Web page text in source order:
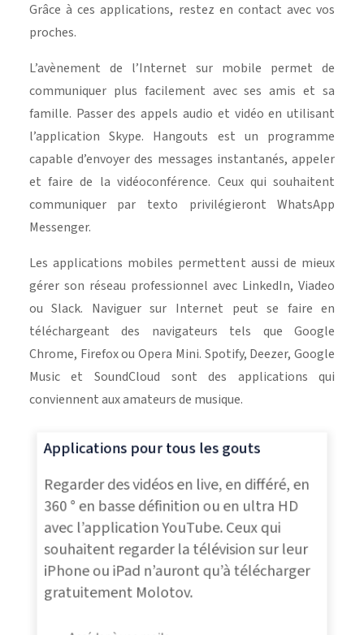
Grâce à ces applications, restez en contact avec vos
proches.
L’avènement de l’Internet sur mobile permet de
communiquer plus facilement avec ses amis et sa
famille. Passer des appels audio et vidéo en utilisant
l’application Skype. Hangouts est un programme
capable d’envoyer des messages instantanés, appeler
et faire de la vidéoconférence. Ceux qui souhaitent
communiquer par texto privilégieront WhatsApp
Messenger.
Les applications mobiles permettent aussi de mieux
gérer son réseau professionnel avec LinkedIn, Viadeo
ou Slack. Naviguer sur Internet peut se faire en
téléchargeant des navigateurs tels que Google
Chrome, Firefox ou Opera Mini. Spotify, Deezer, Google
Music et SoundCloud sont des applications qui
conviennent aux amateurs de musique.
Applications pour tous les gouts
Regarder des vidéos en live, en différé, en
360 ° en basse définition ou en ultra HD
avec l’application YouTube. Ceux qui
souhaitent regarder la télévision sur leur
iPhone ou iPad n’auront qu’à télécharger
gratuitement Molotov.